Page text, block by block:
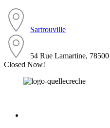
Sartrouville
54 Rue Lamartine,
Closed Now!